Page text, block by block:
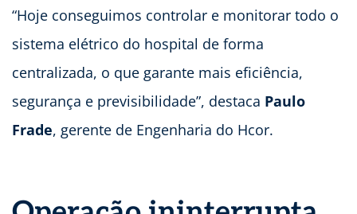
“Hoje conseguimos controlar e monitorar todo o
sistema elétrico do hospital de forma
centralizada, o que garante mais eficiência,
segurança e previsibilidade”, destaca Paulo
Frade, gerente de Engenharia do Hcor.